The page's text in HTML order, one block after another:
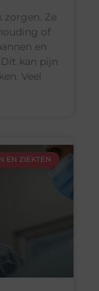
zorgen. Ze
of
en
kan pijn
Veel
EN ZIEKTEN